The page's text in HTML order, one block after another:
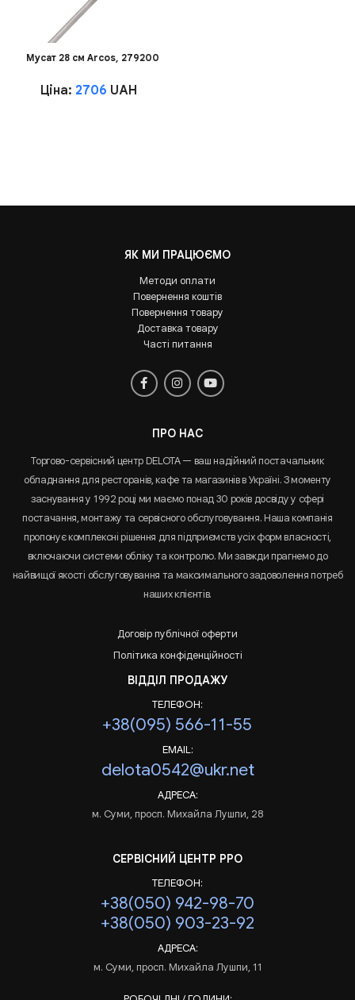
Мусат 28 см Arcos, 279200
Ціна: 2706 UAH
ЯК МИ ПРАЦЮЄМО
Методи оплати
Повернення коштів
Повернення товару
Доставка товару
Часті питання
ПРО НАС
Торгово-сервісний центр DELOTA — ваш надійний постачальник
обладнання для ресторанів, кафе та магазинів в Україні. З моменту
заснування у 1992 році ми маємо понад 30 років досвіду у сфері
постачання, монтажу та сервісного обслуговування. Наша компанія
пропонує комплексні рішення для підприємств усіх форм власності,
включаючи системи обліку та контролю. Ми завжди прагнемо до
найвищої якості обслуговування та максимального задоволення потреб
наших клієнтів.
Договір публічної оферти
Політика конфіденційності
ВІДДІЛ ПРОДАЖУ
ТЕЛЕФОН:
+38(095) 566-11-55
EMAIL:
delota0542@ukr.net
АДРЕСА:
м. Суми, просп. Михайла Лушпи, 28
СЕРВІСНИЙ ЦЕНТР РРО
ТЕЛЕФОН:
+38(050) 942-98-70
+38(050) 903-23-92
АДРЕСА:
м. Суми, просп. Михайла Лушпи, 11